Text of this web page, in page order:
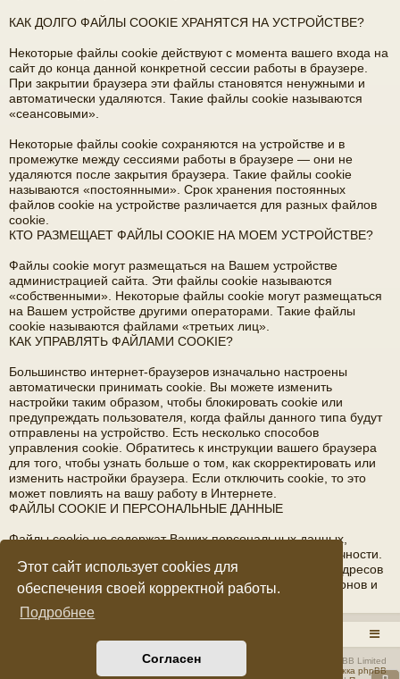
Этот сайт использует cookies для
обеспечения своей корректной работы.
Подробнее
Согласен
КАК ДОЛГО ФАЙЛЫ COOKIE ХРАНЯТСЯ НА УСТРОЙСТВЕ?
Некоторые файлы cookie действуют с момента вашего входа на
сайт до конца данной конкретной сессии работы в браузере.
При закрытии браузера эти файлы становятся ненужными и
автоматически удаляются. Такие файлы cookie называются
«сеансовыми».
Некоторые файлы cookie сохраняются на устройстве и в
промежутке между сессиями работы в браузере — они не
удаляются после закрытия браузера. Такие файлы cookie
называются «постоянными». Срок хранения постоянных
файлов cookie на устройстве различается для разных файлов
cookie.
КТО РАЗМЕЩАЕТ ФАЙЛЫ COOKIE НА МОЕМ УСТРОЙСТВЕ?
Файлы cookie могут размещаться на Вашем устройстве
администрацией сайта. Эти файлы cookie называются
«собственными». Некоторые файлы cookie могут размещаться
на Вашем устройстве другими операторами. Такие файлы
cookie называются файлами «третьих лиц».
КАК УПРАВЛЯТЬ ФАЙЛАМИ COOKIE?
Большинство интернет-браузеров изначально настроены
автоматически принимать cookie. Вы можете изменить
настройки таким образом, чтобы блокировать cookie или
предупреждать пользователя, когда файлы данного типа будут
отправлены на устройство. Есть несколько способов
управления cookie. Обратитесь к инструкции вашего браузера
для того, чтобы узнать больше о том, как скорректировать или
изменить настройки браузера. Если отключить cookie, то это
может повлиять на вашу работу в Интернете.
ФАЙЛЫ COOKIE И ПЕРСОНАЛЬНЫЕ ДАННЫЕ
Файлы cookie не содержат Ваших персональных данных,
благодаря которым возможна идентификация вашей личности.
Файлы cookie не содержат фамилии, имени, отчества, адресов
электронной почты, домашнего адреса, номеров телефонов и
Создано на основе
® Forum Software © phpBB Limited
Русская поддержка phpBB